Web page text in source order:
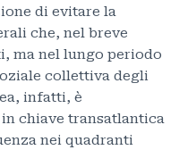
di evitare la
che, nel breve
ma nel lungo periodo
collettiva degli
infatti, è
chiave transatlantica
nei quadranti